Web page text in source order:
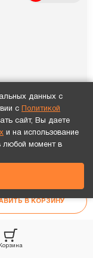
Корзина
телефону!
В КОРЗИНУ
данных с
с
Политикой
сайт, Вы даете
и на использование
любой момент в